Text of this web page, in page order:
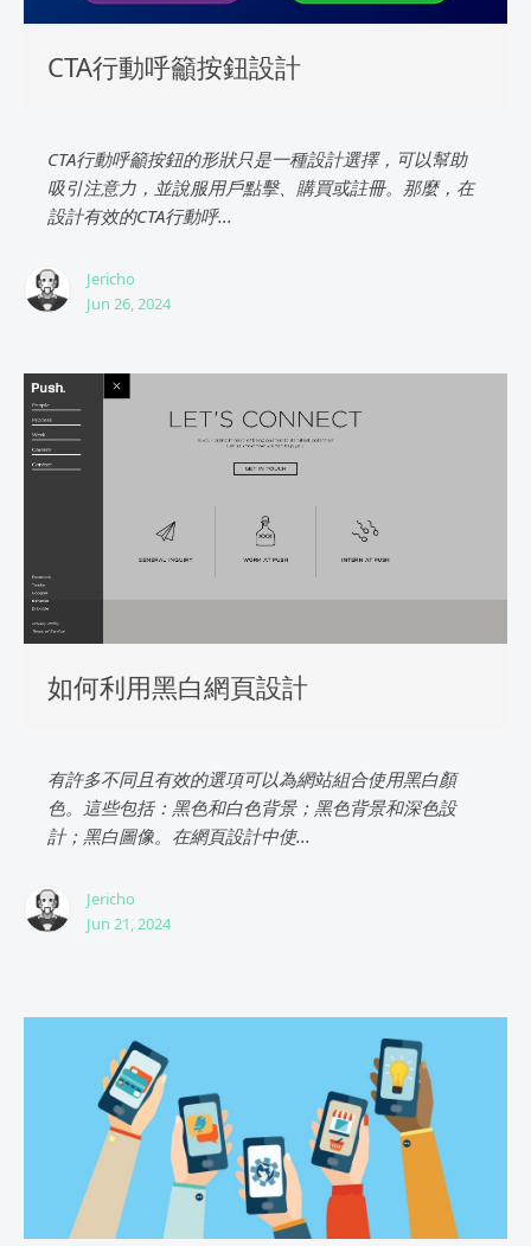
CTA行動呼籲按鈕設計
CTA行動呼籲按鈕的形狀只是一種設計選擇，可以幫助
吸引注意力，並說服用戶點擊、購買或註冊。那麼，在
設計有效的CTA行動呼...
Jericho
Jun 26, 2024
如何利用黑白網頁設計
有許多不同且有效的選項可以為網站組合使用黑白顏
色。這些包括：黑色和白色背景；黑色背景和深色設
計；黑白圖像。在網頁設計中使...
Jericho
Jun 21, 2024